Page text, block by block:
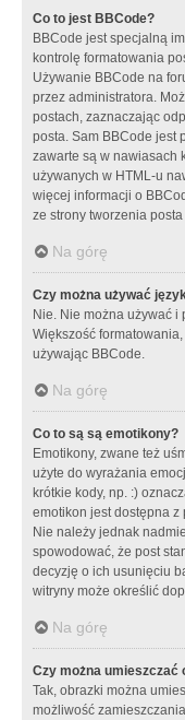
Co to jest BBCode?
BBCode jest specjalną
kontrolę formatowania
Używanie BBCode na
przez administratora.
postach, zaznaczając
posta. Sam BBCode jest
zawarte są w nawiasach
używanych w HTML-u
więcej informacji o
ze strony tworzenia
Na górę
Czy można używać
Nie. Nie można używać i
Większość
używając BBCode.
Na górę
Co to są są emotikony?
Emotikony, zwane też
użyte do wyrażania
krótkie kody, np. :)
emotikon jest dostępna
Nie należy jednak
spowodować, że post
decyzję o ich usunięciu
witryny może określić
Na górę
Czy można umieszczać
Tak, obrazki można
możliwość